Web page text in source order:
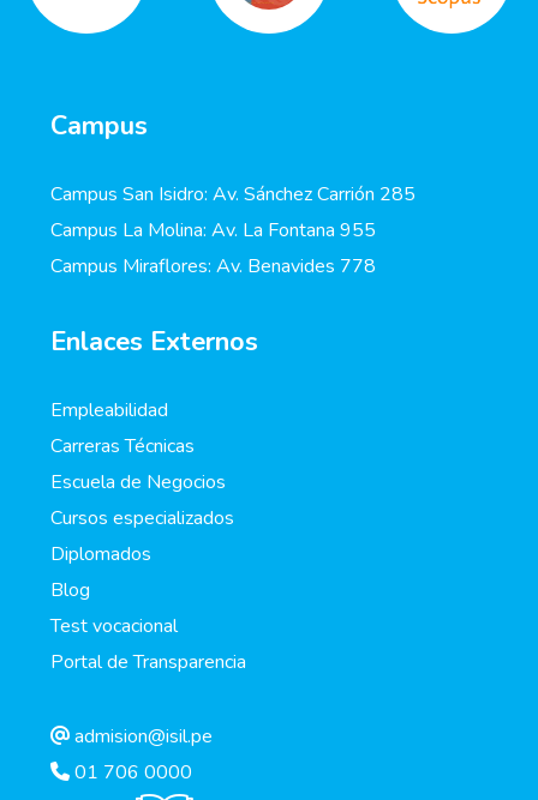
Campus
Campus San Isidro: Av. Sánchez Carrión 285
Campus La Molina: Av. La Fontana 955
Campus Miraflores: Av. Benavides 778
Enlaces Externos
Empleabilidad
Carreras Técnicas
Escuela de Negocios
Cursos especializados
Diplomados
Blog
Test vocacional
Portal de Transparencia
admision@isil.pe
01 706 0000